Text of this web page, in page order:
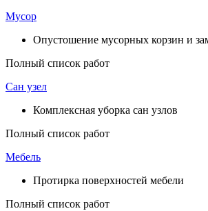
Мусор
Опустошение мусорных корзин и
Полный список работ
Сан узел
Комплексная уборка сан узлов
Полный список работ
Мебель
Протирка поверхностей мебели
Полный список работ